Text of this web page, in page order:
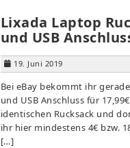
Lixada Laptop
und USB
19. Juni 2019
Bei eBay bekommt ihr
und USB Anschluss für
identischen Rucksack und
ihr hier mindestens 4€ bzw.
[…]